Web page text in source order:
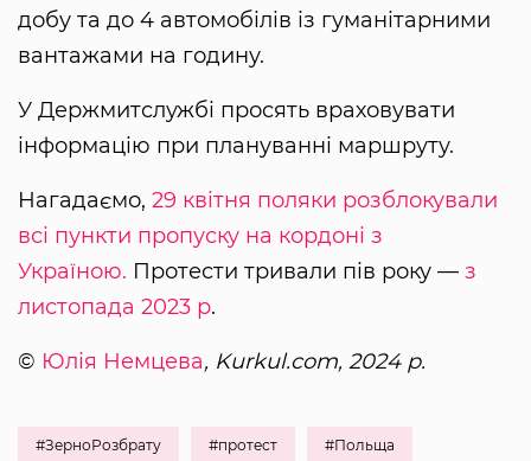
добу та до 4 автомобілів із гуманітарними
вантажами на годину.
У Держмитслужбі просять враховувати
інформацію при плануванні маршруту.
Нагадаємо, 29 квітня поляки розблокували
всі пункти пропуску на кордоні з
Україною. Протести тривали пів року — з
листопада 2023 р.
© Юлія Немцева, Kurkul.com, 2024 р.
#ЗерноРозбрату #протест #Польща